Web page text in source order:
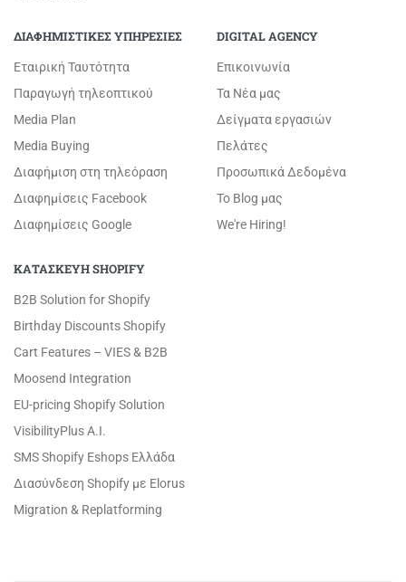
ΔΙΑΦΗΜΙΣΤΙΚΕΣ ΥΠΗΡΕΣΙΕΣ
Εταιρική Ταυτότητα
Παραγωγή τηλεοπτικού
Media Plan
Media Buying
Διαφήμιση στη τηλεόραση
Διαφημίσεις Facebook
Διαφημίσεις Google
DIGITAL AGENCY
Επικοινωνία
Τα Νέα μας
Δείγματα εργασιών
Πελάτες
Προσωπικά Δεδομένα
Το Blog μας
We're Hiring!
ΚΑΤΑΣΚΕΥΗ SHOPIFY
B2B Solution for Shopify
Birthday Discounts Shopify
Cart Features – VIES & B2B
Moosend Integration
EU-pricing Shopify Solution
VisibilityPlus A.I.
SMS Shopify Eshops Ελλάδα
Διασύνδεση Shopify με Elorus
Migration & Replatforming